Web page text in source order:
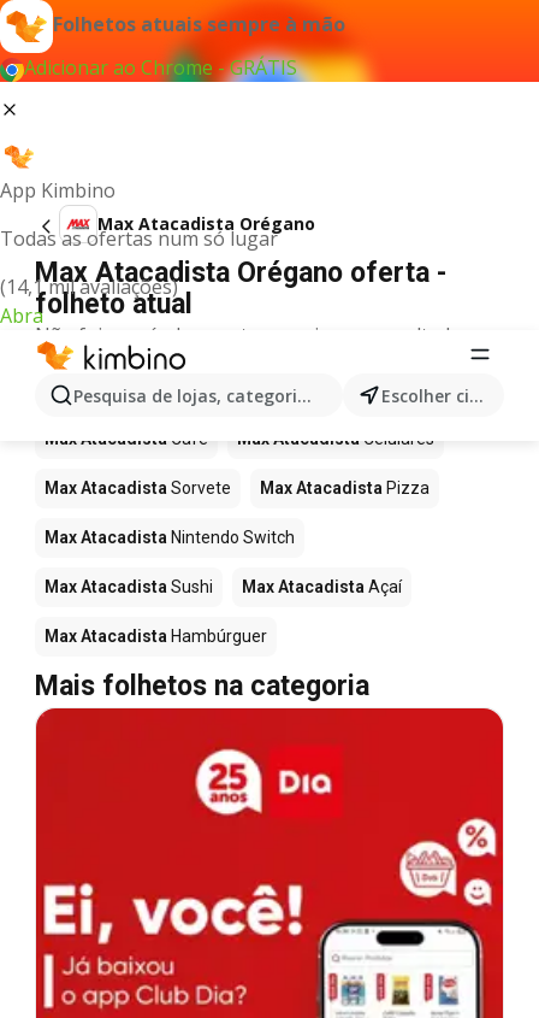
Folhetos atuais sempre à mão
Adicionar ao Chrome - GRÁTIS
App Kimbino
Todas as ofertas num só lugar
(14,1 mil avaliações)
Abra
Pesquisa de lojas, categorias,produtos... Escolher cidade
Max Atacadista Orégano
Max Atacadista Orégano oferta -
folheto atual
Não foi possível encontrar quaisquer resultados
para este termo.
Mais produtos em Max Atacadista
Max Atacadista Café Max Atacadista Celulares
Max Atacadista Sorvete Max Atacadista Pizza
Max Atacadista Nintendo Switch
Max Atacadista Sushi Max Atacadista Açaí
Max Atacadista Hambúrguer
Mais folhetos na categoria